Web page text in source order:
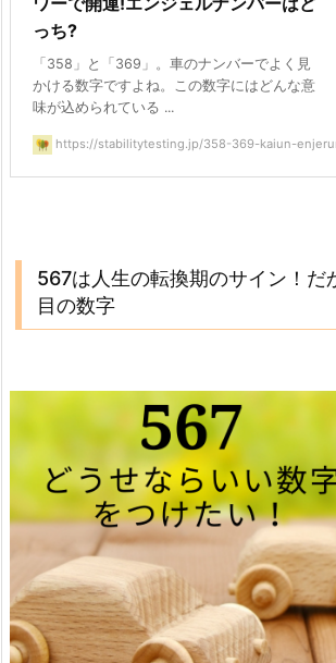
っち?
「358」と「369」。車のナンバーでよく見
かける数字ですよね。この数字にはどんな意
味が込められている ...
https://stabilitytesting.jp/358-369-kaiun-
567は人生の転換期のサイン！だ
目の数字